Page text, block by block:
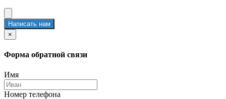
Написать нам
×
Форма обратной связи
Имя
Номер телефона